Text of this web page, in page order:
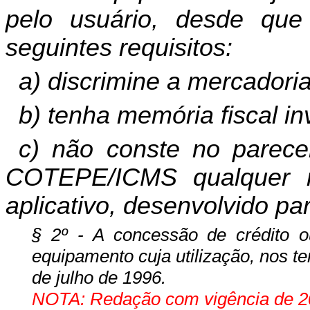
pelo usuário, desde
seguintes requisitos:
a) discrimine a
b) tenha memória fiscal
c) não conste no
COTEPE/ICMS
aplicativo, desenvolvido
§ 2º - A concessão de crédito
equipamento cuja utilização, nos
de julho de 1996.
NOTA: Redação com vigência de